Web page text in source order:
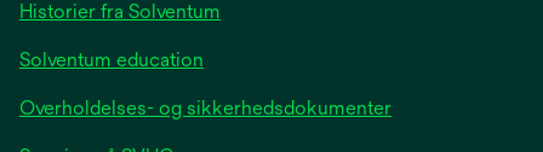
Historier fra Solventum
Solventum education
Overholdelses- og sikkerhedsdokumenter